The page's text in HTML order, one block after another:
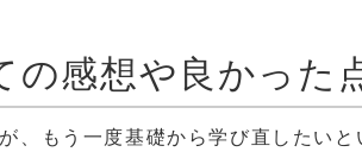
の感想や良かった
、もう一度基礎から学び直したい